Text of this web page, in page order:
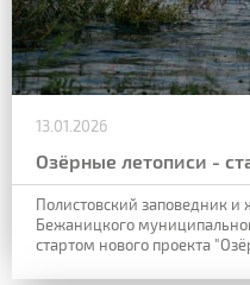
13.01.2026
Озёрные летописи -
Полистовский заповедник
Бежаницкого
стартом нового проекта